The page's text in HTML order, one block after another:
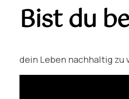
Bist du
dein Leben nachhaltig zu